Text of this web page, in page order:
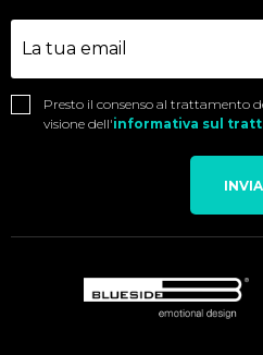
Presto il consenso al trattamento
visione dell'informativa sul
INVIA